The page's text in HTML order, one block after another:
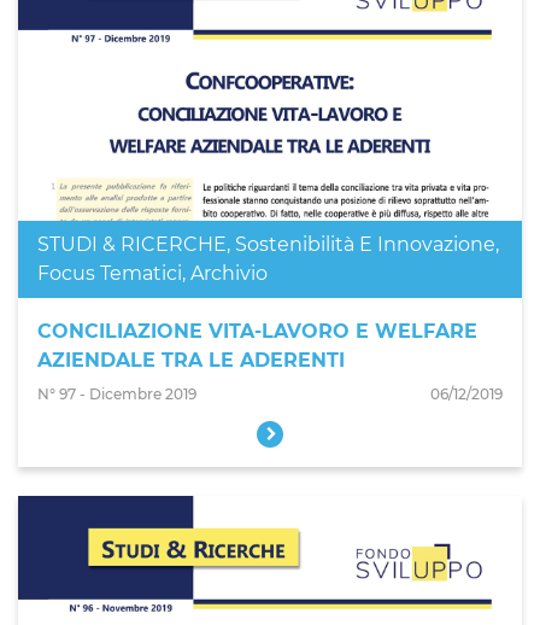
STUDI & RICERCHE, Sostenibilità E Innovazione,
Focus Tematici, Archivio
CONCILIAZIONE VITA-LAVORO E WELFARE
AZIENDALE TRA LE ADERENTI
N° 97 - Dicembre 2019 06/12/2019